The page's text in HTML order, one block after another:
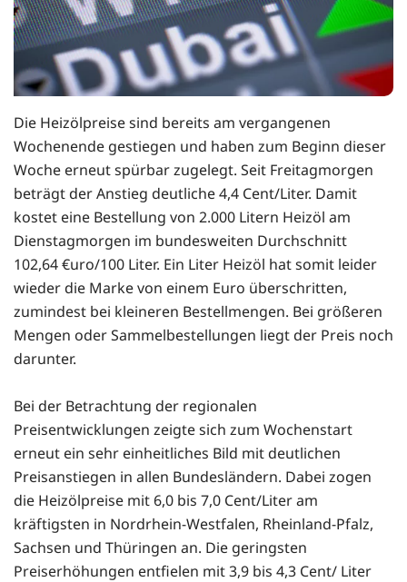
Die Heizölpreise sind bereits am vergangenen
Wochenende gestiegen und haben zum Beginn dieser
Woche erneut spürbar zugelegt. Seit Freitagmorgen
beträgt der Anstieg deutliche 4,4 Cent/Liter. Damit
kostet eine Bestellung von 2.000 Litern Heizöl am
Dienstagmorgen im bundesweiten Durchschnitt
102,64 €uro/100 Liter. Ein Liter Heizöl hat somit leider
wieder die Marke von einem Euro überschritten,
zumindest bei kleineren Bestellmengen. Bei größeren
Mengen oder Sammelbestellungen liegt der Preis noch
darunter.
Bei der Betrachtung der regionalen
Preisentwicklungen zeigte sich zum Wochenstart
erneut ein sehr einheitliches Bild mit deutlichen
Preisanstiegen in allen Bundesländern. Dabei zogen
die Heizölpreise mit 6,0 bis 7,0 Cent/Liter am
kräftigsten in Nordrhein-Westfalen, Rheinland-Pfalz,
Sachsen und Thüringen an. Die geringsten
Preiserhöhungen entfielen mit 3,9 bis 4,3 Cent/ Liter